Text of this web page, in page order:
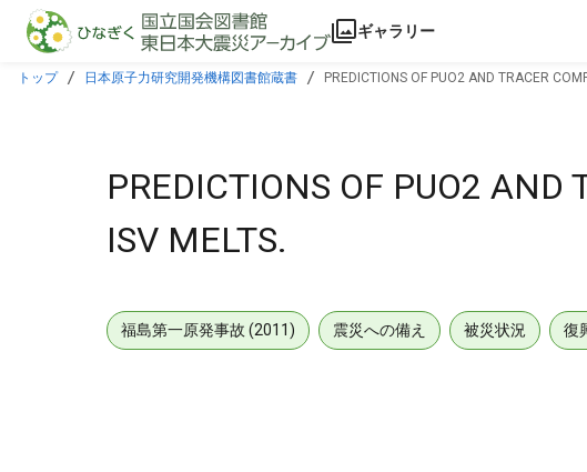
本文に飛ぶ
ギャラリー
トップ 日本原子力研究開発機構図書館蔵書 PREDICTIONS OF PUO2 AND TRACER
PREDICTIONS OF PUO2 AND
ISV MELTS.
福島第一原発事故 (2011) 震災への備え 被災状況 復